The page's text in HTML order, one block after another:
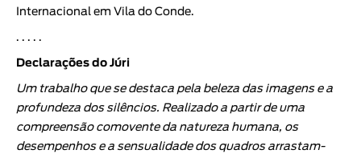
Internacional em Vila do Conde.
. . . . .
Declarações do Júri
Um trabalho que se destaca pela beleza das imagens e a
profundeza dos silêncios. Realizado a partir de uma
compreensão comovente da natureza humana, os
desempenhos e a sensualidade dos quadros arrastam-